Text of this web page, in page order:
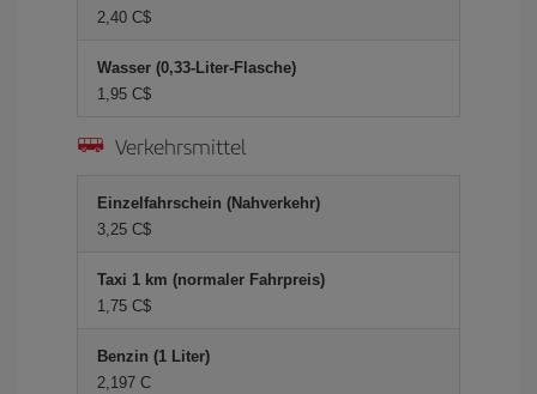
2,40 C$
Wasser (0,33-Liter-Flasche)
1,95 C$
Verkehrsmittel
Einzelfahrschein (Nahverkehr)
3,25 C$
Taxi 1 km (normaler Fahrpreis)
1,75 C$
Benzin (1 Liter)
2,197 C